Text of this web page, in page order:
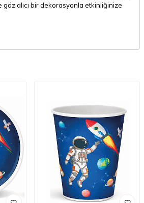
alıcı bir dekorasyonla etkinliğinize